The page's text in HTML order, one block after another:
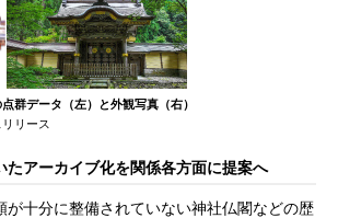
群データ（左）と外観写真（右）
リース
たアーカイブ化を関係各方面に提案へ
十分に整備されていない神社仏閣などの歴